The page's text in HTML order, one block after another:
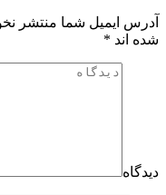
آدرس ایمیل شما منتشر
شده اند *
دیدگاه